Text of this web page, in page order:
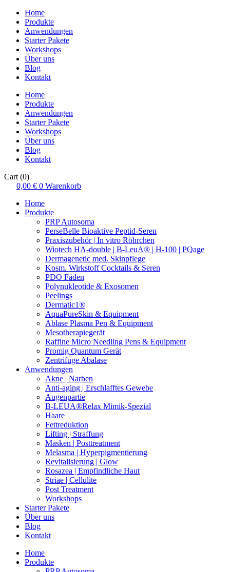
Home
Produkte
Anwendungen
Starter Pakete
Workshops
Über uns
Blog
Kontakt
Home
Produkte
Anwendungen
Starter Pakete
Workshops
Über uns
Blog
Kontakt
Cart (0)
0,00 € 0 Warenkorb
Home
Produkte
PRP Autosoma
PerseBelle Bioaktive Peptid-Seren
Praxiszubehör | In vitro Röhrchen
Wiotech HA-double | B-LeuA® | H-100 | PQage
Dermagenetic med. Skinpflege
Kosm. Wirkstoff Cocktails & Seren
PDO Fäden
Polynukleotide & Exosomen
Peelings
Dermatic1®
AquaPureSkin & Equipment
Ablase Plasma Pen & Equipment
Mesotherapiegerät
Raffine Micro Needling Pens & Equipment
Promig Quantum Gerät
Zentrifuge Abalase
Anwendungen
Akne | Narben
Anti-aging | Erschlafftes Gewebe
Augenpartie
B-LEUA®Relax Mimik-Spezial
Haare
Fettreduktion
Lifting | Straffung
Masken | Posttreatment
Melasma | Hyperpigmentierung
Revitalisierung | Glow
Rosazea | Empfindliche Haut
Striae | Cellulite
Post Treatment
Workshops
Starter Pakete
Über uns
Blog
Kontakt
Home
Produkte